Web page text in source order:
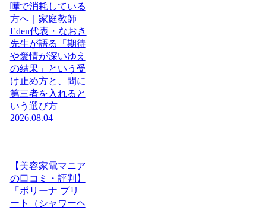
嘩で消耗している
方へ｜家庭教師
Eden代表・なおき
先生が語る「期待
や愛情が深いゆえ
の結果」という受
け止め方と、間に
第三者を入れると
いう選び方
2026.08.04
【美容家電マニア
の口コミ・評判】
「ボリーナ プリ
ート（シャワーヘ